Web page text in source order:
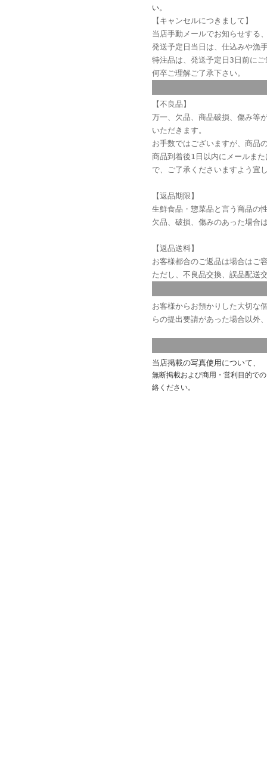
い。
【キャンセルにつきまして】
当店手動メールでお知らせする
発送予定日当日は、仕込みや漁
特注品は、発送予定日3日前に
何卒ご理解ご了承下さい。
【不良品】
万一、欠品、商品破損、傷み等
いただきます。
お手数ではございますが、商品
商品到着後1日以内にメールま
で、ご了承くださいますよう宜
【返品期限】
生鮮食品・惣菜品と言う商品の
欠品、破損、傷みのあった場合
【返品送料】
お客様都合のご返品は場合はご
ただし、不良品交換、誤品配送
お客様からお預かりした大切な
らの提出要請があった場合以外
当店掲載の写真使用について、
無断掲載および商用・営利目的で
絡ください。